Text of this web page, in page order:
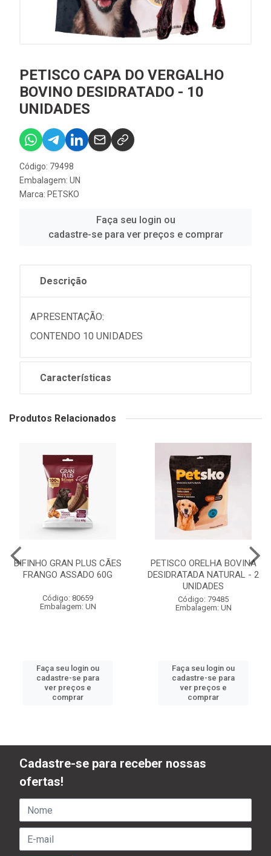
PETISCO CAPA DO VERGALHO
BOVINO DESIDRATADO - 10
UNIDADES
Código: 79498
Embalagem: UN
Marca: PETSKO
Faça seu login ou
cadastre-se para ver preços e comprar
Descrição
APRESENTAÇÃO:
CONTENDO 10 UNIDADES
Características
Produtos Relacionados
BIFINHO GRAN PLUS CÃES
FRANGO ASSADO 60G
Código: 80659
Embalagem: UN
Faça seu login ou
cadastre-se para
ver preços e
comprar
PETISCO ORELHA BOVINA
DESIDRATADA NATURAL - 2
UNIDADES
Código: 79485
Embalagem: UN
Faça seu login ou
cadastre-se para
ver preços e
comprar
Cadastre-se para receber nossas
ofertas!